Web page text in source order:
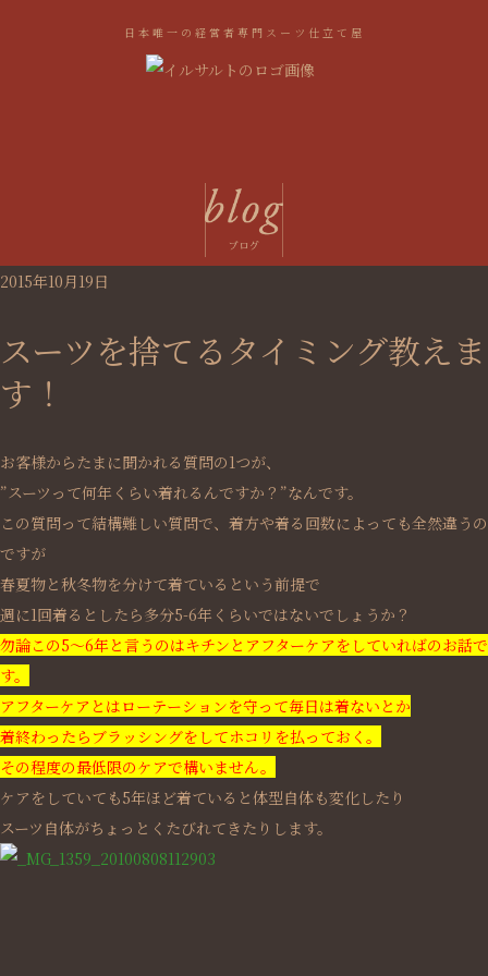
日本唯一の経営者専門スーツ仕立て屋
2015年10月19日
スーツを捨てるタイミング教えま
す！
お客様からたまに聞かれる質問の1つが、
”スーツって何年くらい着れるんですか？”なんです。
この質問って結構難しい質問で、着方や着る回数によっても全然違うの
ですが
春夏物と秋冬物を分けて着ているという前提で
週に1回着るとしたら多分5-6年くらいではないでしょうか？
勿論この5～6年と言うのはキチンとアフターケアをしていればのお話で
す。
アフターケアとはローテーションを守って毎日は着ないとか
着終わったらブラッシングをしてホコリを払っておく。
その程度の最低限のケアで構いません。
ケアをしていても5年ほど着ていると体型自体も変化したり
スーツ自体がちょっとくたびれてきたりします。